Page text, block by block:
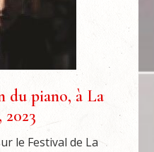
du piano, à La
le Festival de La